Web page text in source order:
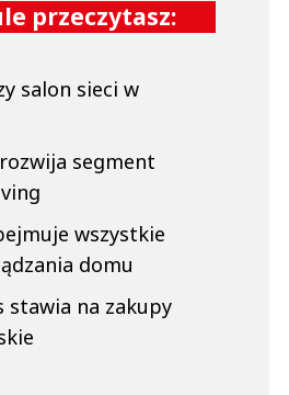
przeczytasz:
salon sieci w
segment
wszystkie
domu
stawia na zakupy